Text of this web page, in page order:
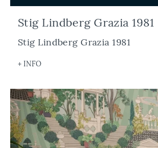
Stig Lindberg Grazia 1981
Stig Lindberg Grazia 1981
+ INFO